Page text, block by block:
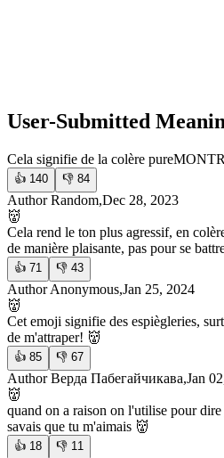
User-Submitted
Cela signifie de la colère pure
👍 140 👎 84
Author Random,Dec 28, 2023
👹
Cela rend le ton plus agressif, en
de manière plaisante, pas pour se
👍 71 👎 43
Author Anonymous,Jan 25, 2024
👹
Cet emoji signifie des espiègleries,
de m'attraper! 👹
👍 85 👎 67
Author Верда Пабегайчикава,Jan
👹
quand on a raison on l'utilise pour
savais que tu m'aimais 👹
👍 18 👎 11